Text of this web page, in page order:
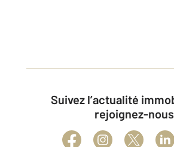
Suivez l’actualité immobilière et
rejoignez-nous